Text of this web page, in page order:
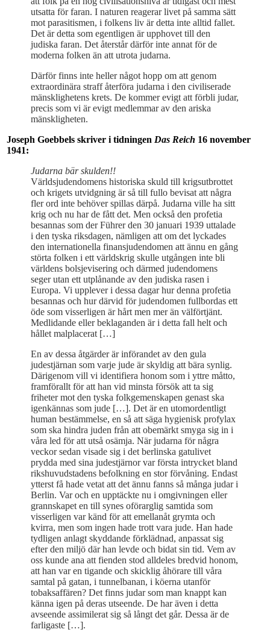
utsatta för faran. I naturen reagerar livet på samma sätt
mot parasitismen, i folkens liv är detta inte alltid fallet.
Det är detta som egentligen är upphovet till den
judiska faran. Det återstår därför inte annat för de
moderna folken än att utrota judarna.
Därför finns inte heller något hopp om att genom
extraordinära straff återföra judarna i den civiliserade
mänsklighetens krets. De kommer evigt att förbli judar,
precis som vi är evigt medlemmar av den ariska
mänskligheten.
Joseph Goebbels skriver i tidningen Das Reich 16 november
1941:
Judarna bär skulden!!
Världsjudendomens historiska skuld till krigsutbrottet
och krigets utvidgning är så till fullo bevisat att några
fler ord inte behöver spillas därpå. Judarna ville ha sitt
krig och nu har de fått det. Men också den profetia
besannas som der Führer den 30 januari 1939 uttalade
i den tyska riksdagen, nämligen att om det lyckades
den internationella finansjudendomen att ännu en gång
störta folken i ett världskrig skulle utgången inte bli
världens bolsjevisering och därmed judendomens
seger utan ett utplånande av den judiska rasen i
Europa. Vi upplever i dessa dagar hur denna profetia
besannas och hur därvid för judendomen fullbordas ett
öde som visserligen är hårt men mer än välförtjänt.
Medlidande eller beklaganden är i detta fall helt och
hållet malplacerat […]
En av dessa åtgärder är införandet av den gula
judestjärnan som varje jude är skyldig att bära synlig.
Därigenom vill vi identifiera honom som i yttre måtto,
framförallt för att han vid minsta försök att ta sig
friheter mot den tyska folkgemenskapen genast ska
igenkännas som jude […]. Det är en utomordentligt
human bestämmelse, en så att säga hygienisk profylax
som ska hindra juden från att obemärkt smyga sig in i
våra led för att utså osämja. När judarna för några
veckor sedan visade sig i det berlinska gatulivet
prydda med sina judestjärnor var första intrycket bland
rikshuvudstadens befolkning en stor förvåning. Endast
ytterst få hade vetat att det ännu fanns så många judar i
Berlin. Var och en upptäckte nu i omgivningen eller
grannskapet en till synes oförarglig samtida som
visserligen var känd för att emellanåt grymta och
kvirra, men som ingen hade trott vara jude. Han hade
tydligen anlagt skyddande förklädnad, anpassat sig
efter den miljö där han levde och bidat sin tid. Vem av
oss kunde ana att fienden stod alldeles bredvid honom,
att han var en tigande och skicklig åhörare till våra
samtal på gatan, i tunnelbanan, i köerna utanför
tobaksaffären? Det finns judar som man knappt kan
känna igen på deras utseende. De har även i detta
avseende assimilerat sig så långt det går. Dessa är de
farligaste […].